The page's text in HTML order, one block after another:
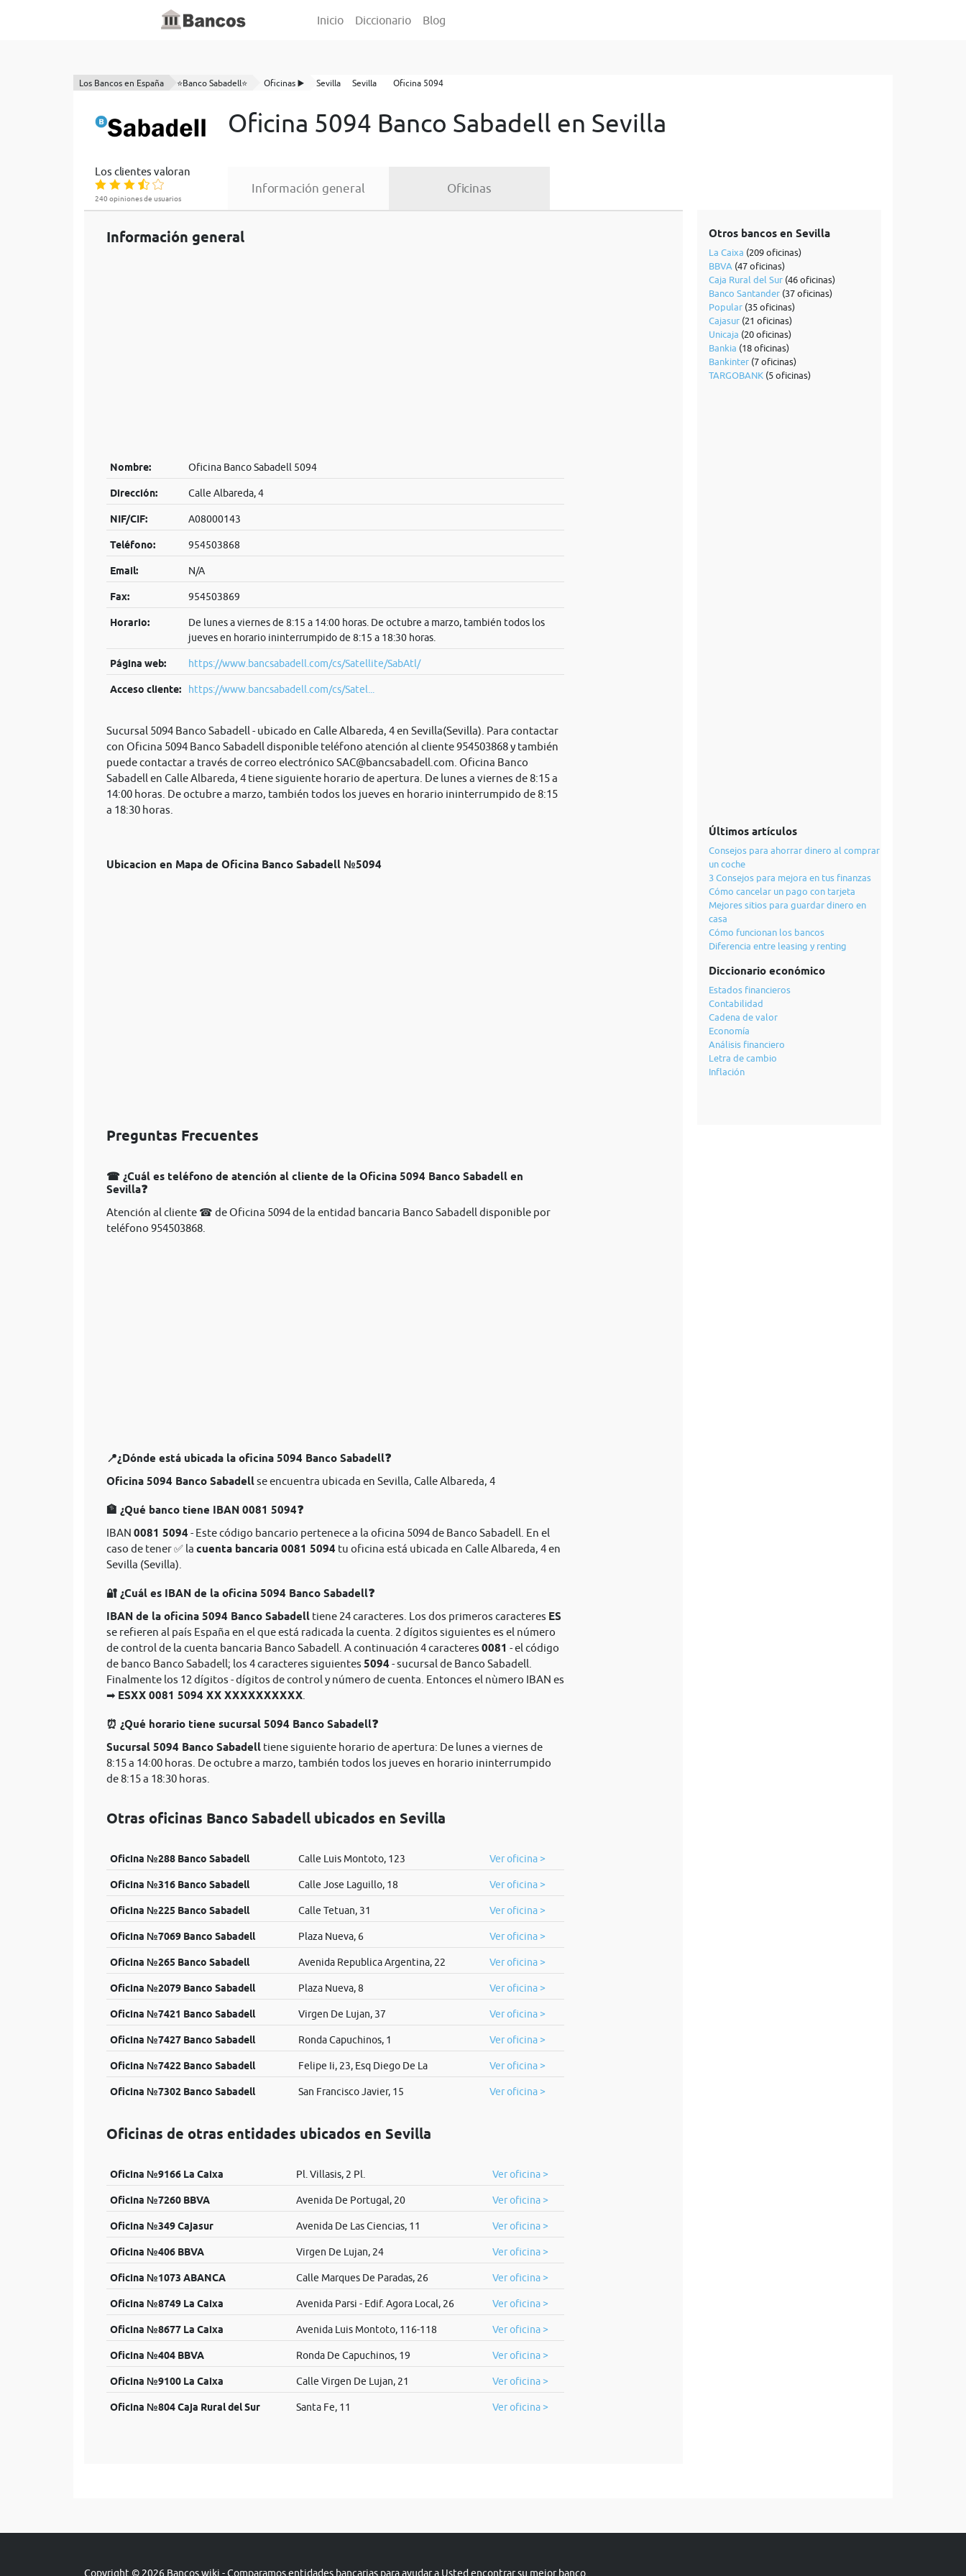
Inicio Diccionario Blog
Los Bancos en España ⭐Banco Sabadell⭐ Oficinas ▶️ Sevilla Sevilla Oficina 5094
Oficina 5094 Banco Sabadell en Sevilla
Los clientes valoran
240 opiniones de usuarios
Información general Oficinas
Información general
Nombre: Oficina Banco Sabadell 5094
Dirección: Calle Albareda, 4
NIF/CIF: A08000143
Teléfono: 954503868
Email: N/A
Fax: 954503869
Horario:
De lunes a viernes de 8:15 a 14:00 horas. De octubre a marzo, también todos los
jueves en horario ininterrumpido de 8:15 a 18:30 horas.
Página web: https://www.bancsabadell.com/cs/Satellite/SabAtl/
Acceso cliente: https://www.bancsabadell.com/cs/Satel...
Sucursal 5094 Banco Sabadell - ubicado en Calle Albareda, 4 en Sevilla(Sevilla). Para contactar
con Oficina 5094 Banco Sabadell disponible teléfono atención al cliente 954503868 y también
puede contactar a través de correo electrónico SAC@bancsabadell.com . Oficina Banco
Sabadell en Calle Albareda, 4 tiene siguiente horario de apertura. De lunes a viernes de 8:15 a
14:00 horas. De octubre a marzo, también todos los jueves en horario ininterrumpido de 8:15
a 18:30 horas.
Ubicacion en Mapa de Oficina Banco Sabadell №5094
Preguntas Frecuentes
☎ ¿Cuál es teléfono de atención al cliente de la Oficina 5094 Banco Sabadell en
Sevilla❓
Atención al cliente ☎ de Oficina 5094 de la entidad bancaria Banco Sabadell disponible por
teléfono 954503868.
📍¿Dónde está ubicada la oficina 5094 Banco Sabadell❓
Oficina 5094 Banco Sabadellse encuentra ubicada en Sevilla, Calle Albareda, 4
🏦 ¿Qué banco tiene IBAN 0081 5094❓
IBAN 0081 5094 - Este código bancario pertenece a la oficina 5094 de Banco Sabadell. En el
caso de tener ✅ la cuenta bancaria 0081 5094 tu oficina está ubicada en Calle Albareda, 4 en
Sevilla (Sevilla).
🔐 ¿Cuál es IBAN de la oficina 5094 Banco Sabadell❓
IBAN de la oficina 5094 Banco Sabadell tiene 24 caracteres. Los dos primeros caracteres ES
se refieren al país España en el que está radicada la cuenta. 2 dígitos siguientes es el número
de control de la cuenta bancaria Banco Sabadell. A continuación 4 caracteres 0081 - el código
de banco Banco Sabadell; los 4 caracteres siguientes 5094 - sucursal de Banco Sabadell.
Finalmente los 12 dígitos - dígitos de control y número de cuenta. Entonces el nùmero IBAN es
➡ ESXX 0081 5094 XX XXXXXXXXXX
⏰ ¿Qué horario tiene sucursal 5094 Banco Sabadell❓
Sucursal 5094 Banco Sabadell tiene siguiente horario de apertura: De lunes a viernes de
8:15 a 14:00 horas. De octubre a marzo, también todos los jueves en horario ininterrumpido
de 8:15 a 18:30 horas.
Otras oficinas Banco Sabadell ubicados en Sevilla
Oficina №288 Banco Sabadell Calle Luis Montoto, 123 Ver oficina >
Oficina №316 Banco Sabadell Calle Jose Laguillo, 18 Ver oficina >
Oficina №225 Banco Sabadell Calle Tetuan, 31 Ver oficina >
Oficina №7069 Banco Sabadell Plaza Nueva, 6 Ver oficina >
Oficina №265 Banco Sabadell Avenida Republica Argentina, 22 Ver oficina >
Oficina №2079 Banco Sabadell Plaza Nueva, 8 Ver oficina >
Oficina №7421 Banco Sabadell Virgen De Lujan, 37 Ver oficina >
Oficina №7427 Banco Sabadell Ronda Capuchinos, 1 Ver oficina >
Oficina №7422 Banco Sabadell Felipe Ii, 23, Esq Diego De La Ver oficina >
Oficina №7302 Banco Sabadell San Francisco Javier, 15 Ver oficina >
Oficinas de otras entidades ubicados en Sevilla
Oficina №9166 La Caixa Pl. Villasis, 2 Pl. Ver oficina >
Oficina №7260 BBVA Avenida De Portugal, 20 Ver oficina >
Oficina №349 Cajasur Avenida De Las Ciencias, 11 Ver oficina >
Oficina №406 BBVA Virgen De Lujan, 24 Ver oficina >
Oficina №1073 ABANCA Calle Marques De Paradas, 26 Ver oficina >
Oficina №8749 La Caixa Avenida Parsi - Edif. Agora Local, 26 Ver oficina >
Oficina №8677 La Caixa Avenida Luis Montoto, 116-118 Ver oficina >
Oficina №404 BBVA Ronda De Capuchinos, 19 Ver oficina >
Oficina №9100 La Caixa Calle Virgen De Lujan, 21 Ver oficina >
Oficina №804 Caja Rural del Sur Santa Fe, 11 Ver oficina >
Otros bancos en Sevilla
La Caixa (209 oficinas)
BBVA (47 oficinas)
Caja Rural del Sur(46 oficinas)
Banco Santander(37 oficinas)
Popular(35 oficinas)
Cajasur(21 oficinas)
Unicaja (20 oficinas)
Bankia (18 oficinas)
Bankinter(7 oficinas)
TARGOBANK(5 oficinas)
Últimos artículos
Consejos para ahorrar dinero al comprar
un coche
3 Consejos para mejora en tus finanzas
Cómo cancelar un pago con tarjeta
Mejores sitios para guardar dinero en
casa
Cómo funcionan los bancos
Diferencia entre leasing y renting
Diccionario económico
Estados financieros
Contabilidad
Cadena de valor
Economía
Análisis financiero
Letra de cambio
Inflación
Copyright © 2026 Bancos.wiki - Comparamos entidades bancarias para ayudar a Usted encontrar su mejor banco.